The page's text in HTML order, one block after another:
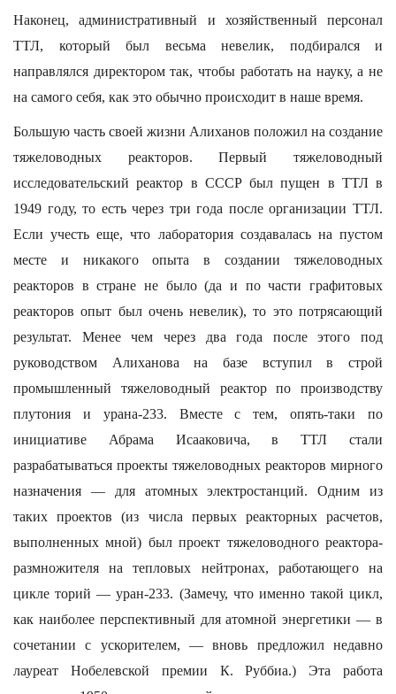
Наконец, административный и хозяйственный персонал
ТТЛ, который был весьма невелик, подбирался и
направлялся директором так, чтобы работать на науку, а не
на самого себя, как это обычно происходит в наше время.
Большую часть своей жизни Алиханов положил на создание
тяжеловодных реакторов. Первый тяжеловодный
исследовательский реактор в СССР был пущен в ТТЛ в
1949 году, то есть через три года после организации ТТЛ.
Если учесть еще, что лаборатория создавалась на пустом
месте и никакого опыта в создании тяжеловодных
реакторов в стране не было (да и по части графитовых
реакторов опыт был очень невелик), то это потрясающий
результат. Менее чем через два года после этого под
руководством Алиханова на базе вступил в строй
промышленный тяжеловодный реактор по производству
плутония и урана-233. Вместе с тем, опять-таки по
инициативе Абрама Исааковича, в ТТЛ стали
разрабатываться проекты тяжеловодных реакторов мирного
назначения — для атомных электростанций. Одним из
таких проектов (из числа первых реакторных расчетов,
выполненных мной) был проект тяжеловодного реактора-
размножителя на тепловых нейтронах, работающего на
цикле торий — уран-233. (Замечу, что именно такой цикл,
как наиболее перспективный для атомной энергетики — в
сочетании с ускорителем, — вновь предложил недавно
лауреат Нобелевской премии К. Руббиа.) Эта работа